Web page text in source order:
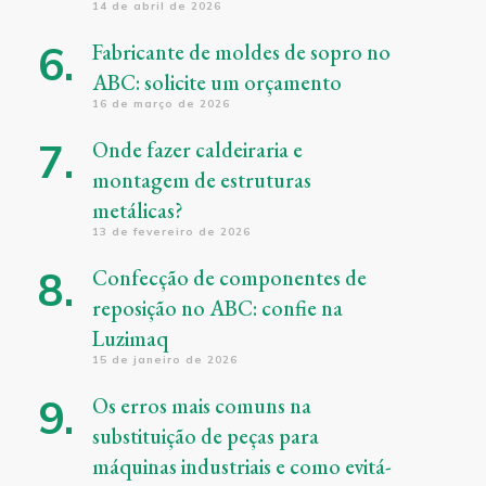
14 de abril de 2026
Fabricante de moldes de sopro no
ABC: solicite um orçamento
16 de março de 2026
Onde fazer caldeiraria e
montagem de estruturas
metálicas?
13 de fevereiro de 2026
Confecção de componentes de
reposição no ABC: confie na
Luzimaq
15 de janeiro de 2026
Os erros mais comuns na
substituição de peças para
máquinas industriais e como evitá-